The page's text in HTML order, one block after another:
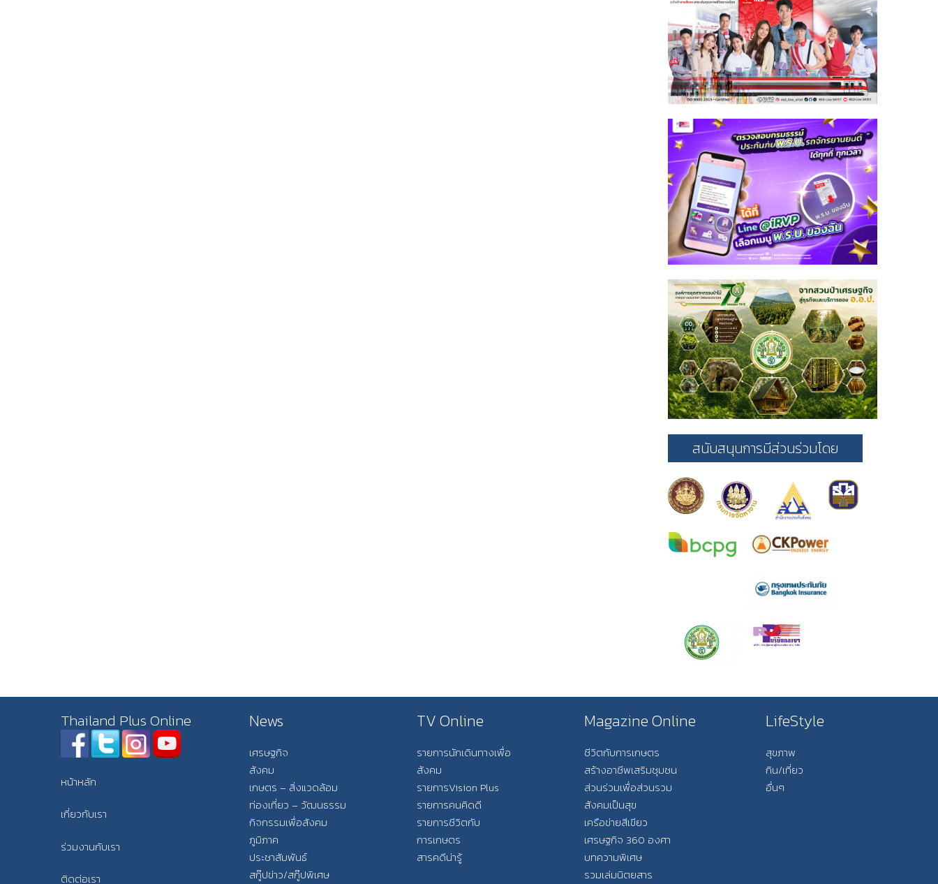
สนับสนุนการมีส่วนร่วมโดย
Thailand Plus Online
หน้าหลัก
เกี่ยวกับเรา
ร่วมงานกับเรา
ติดต่อเรา
News
เศรษฐกิจ
สังคม
เกษตร – สิ่งแวดล้อม
ท่องเที่ยว – วัฒนธรรม
กิจกรรมเพื่อสังคม
ภูมิภาค
ประชาสัมพันธ์
สกู๊ปข่าว/สกู๊ปพิเศษ
TV Online
รายการนักเดินทางเพื่อ
สังคม
รายการVision Plus
รายการคนคิดดี
รายการชีวิตกับ
การเกษตร
สารคดีน่ารู้
Magazine Online
ชีวิตกับการเกษตร
สร้างอาชีพเสริมชุมชน
ส่วนร่วมเพื่อส่วนรวม
สังคมเป็นสุข
เครือข่ายสีเขียว
เศรษฐกิจ 360 องศา
บทความพิเศษ
รวมเล่มนิตยสาร
LifeStyle
สุขภาพ
กิน/เที่ยว
อื่นๆ